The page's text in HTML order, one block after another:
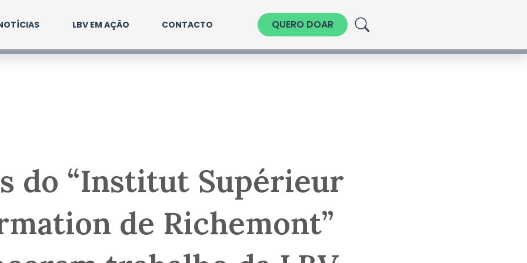
LBV EM AÇÃO CONTACTO QUERO DOAR
do “Institut Supérieur
de Richemont”